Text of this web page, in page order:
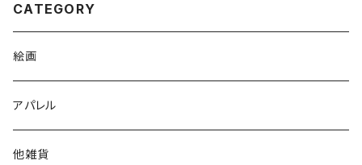
CATEGORY
絵画
アパレル
他雑貨